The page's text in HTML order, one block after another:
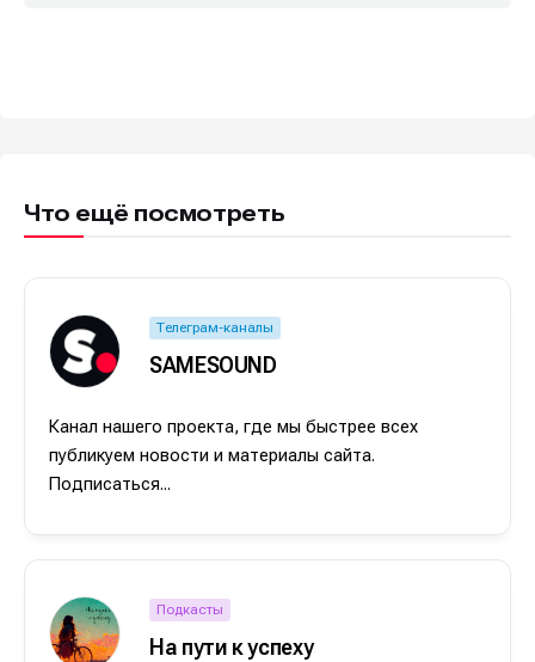
Что ещё посмотреть
Телеграм-каналы
SAMESOUND
Канал нашего проекта, где мы быстрее всех
публикуем новости и материалы сайта.
Подписаться...
Подкасты
На пути к успеху